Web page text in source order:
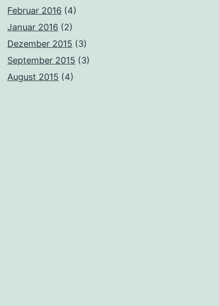
Februar 2016 (4)
Januar 2016 (2)
Dezember 2015 (3)
September 2015 (3)
August 2015 (4)